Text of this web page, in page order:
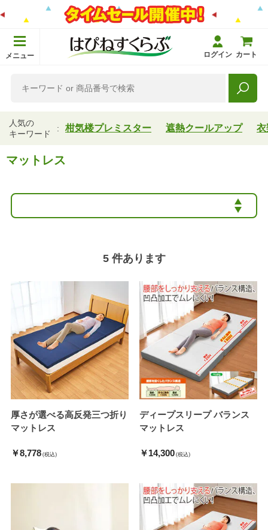
メニュー ログイン カート
人気の
キーワード
柑気楼プレミスター 遮熱クールアップ 衣
マットレス
5 件あります
厚さが選べる高反発三つ折り
マットレス
￥8,778 (税込)
ディープスリープ バランス
マットレス
￥14,300 (税込)